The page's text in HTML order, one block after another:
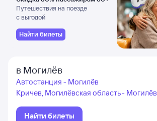
Путешествия на поезде
с выгодой
Найти билеты
в Могилёв
Автостанция - Могилёв
Кричев, Могилёвская область - Могилёв
Найти билеты